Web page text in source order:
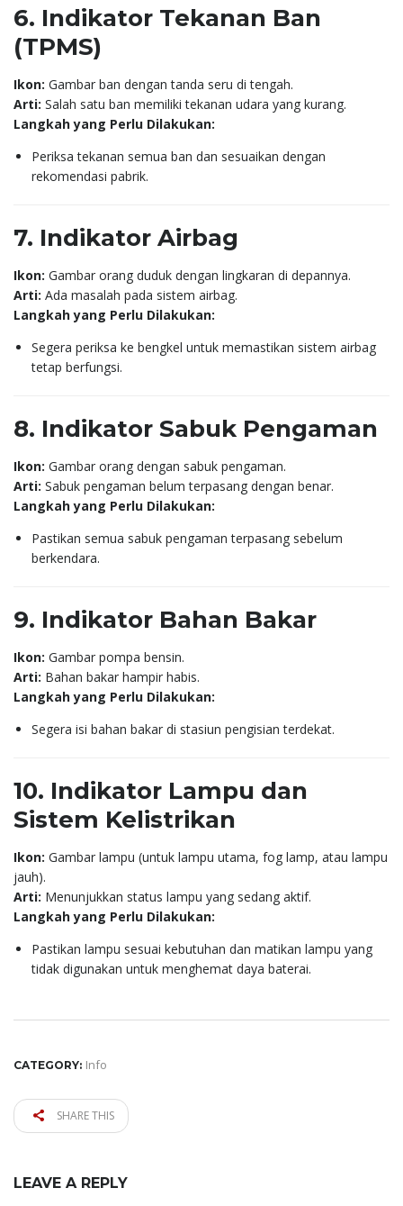
6. Indikator Tekanan Ban
(TPMS)
Ikon: Gambar ban dengan tanda seru di tengah.
Arti: Salah satu ban memiliki tekanan udara yang kurang.
Langkah yang Perlu Dilakukan:
Periksa tekanan semua ban dan sesuaikan dengan
rekomendasi pabrik.
7. Indikator Airbag
Ikon: Gambar orang duduk dengan lingkaran di depannya.
Arti: Ada masalah pada sistem airbag.
Langkah yang Perlu Dilakukan:
Segera periksa ke bengkel untuk memastikan sistem airbag
tetap berfungsi.
8. Indikator Sabuk Pengaman
Ikon: Gambar orang dengan sabuk pengaman.
Arti: Sabuk pengaman belum terpasang dengan benar.
Langkah yang Perlu Dilakukan:
Pastikan semua sabuk pengaman terpasang sebelum
berkendara.
9. Indikator Bahan Bakar
Ikon: Gambar pompa bensin.
Arti: Bahan bakar hampir habis.
Langkah yang Perlu Dilakukan:
Segera isi bahan bakar di stasiun pengisian terdekat.
10. Indikator Lampu dan
Sistem Kelistrikan
Ikon: Gambar lampu (untuk lampu utama, fog lamp, atau lampu
jauh).
Arti: Menunjukkan status lampu yang sedang aktif.
Langkah yang Perlu Dilakukan:
Pastikan lampu sesuai kebutuhan dan matikan lampu yang
tidak digunakan untuk menghemat daya baterai.
CATEGORY: Info
SHARE THIS
LEAVE A REPLY